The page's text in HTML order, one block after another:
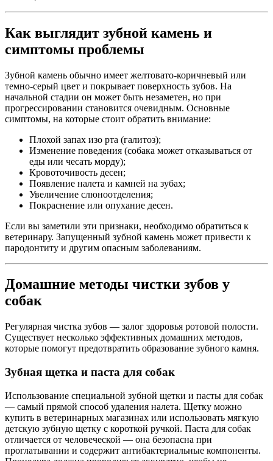
Как выглядит зубной камень и
симптомы проблемы
Зубной камень обычно имеет желтовато-коричневый или
темно-серый цвет и покрывает поверхность зубов. На
начальной стадии он может быть незаметен, но при
прогрессировании становится очевидным. Основные
симптомы, на которые стоит обратить внимание:
Плохой запах изо рта (галитоз);
Изменение поведения (собака может отказываться от
еды или чесать морду);
Кровоточивость десен;
Появление налета и камней на зубах;
Увеличение слюноотделения;
Покраснение или опухание десен.
Если вы заметили эти признаки, необходимо обратиться к
ветеринару. Запущенный зубной камень может привести к
пародонтиту и другим опасным заболеваниям.
Домашние методы чистки зубов у
собак
Регулярная чистка зубов — залог здоровья ротовой полости.
Существует несколько эффективных домашних методов,
которые помогут предотвратить образование зубного камня.
Зубная щетка и паста для собак
Использование специальной зубной щетки и пасты для собак
— самый прямой способ удаления налета. Щетку можно
купить в ветеринарных магазинах или использовать мягкую
детскую зубную щетку с короткой ручкой. Паста для собак
отличается от человеческой — она безопасна при
проглатывании и содержит антибактериальные компоненты.